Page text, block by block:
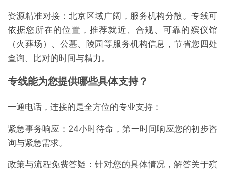
资源精准对接：北京区域广阔，服务机构分散。专线可
依据您所在的位置，推荐就近、合规、可靠的殡仪馆
（火葬场）、公墓、陵园等服务机构信息，节省您四处
查询、比对的时间与精力。
专线能为您提供哪些具体支持？
一通电话，连接的是全方位的专业支持：
紧急事务响应：24小时待命，第一时间响应您的初步咨
询与紧急需求。
政策与流程免费答疑：针对您的具体情况，解答关于殡